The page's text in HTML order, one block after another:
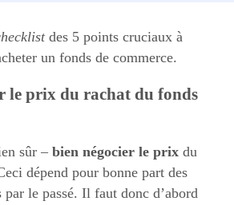
des 5 points cruciaux à
un fonds de commerce.
le prix du rachat du fonds
sûr – bien négocier le prix du
dépend pour bonne part des
par le passé. Il faut donc d’abord